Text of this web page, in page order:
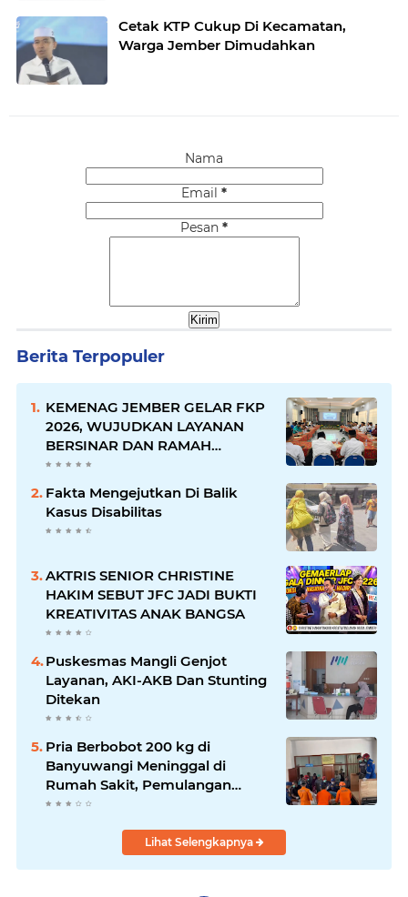
Cetak KTP Cukup Di Kecamatan,
Warga Jember Dimudahkan
Nama
Email *
Pesan *
Berita Terpopuler
KEMENAG JEMBER GELAR FKP
2026, WUJUDKAN LAYANAN
BERSINAR DAN RAMAH
DISABILITAS
Fakta Mengejutkan Di Balik
Kasus Disabilitas
AKTRIS SENIOR CHRISTINE
HAKIM SEBUT JFC JADI BUKTI
KREATIVITAS ANAK BANGSA
Puskesmas Mangli Genjot
Layanan, AKI-AKB Dan Stunting
Ditekan
Pria Berbobot 200 kg di
Banyuwangi Meninggal di
Rumah Sakit, Pemulangan
Dibantu Damkar dan Basarnas
Lihat Selengkapnya